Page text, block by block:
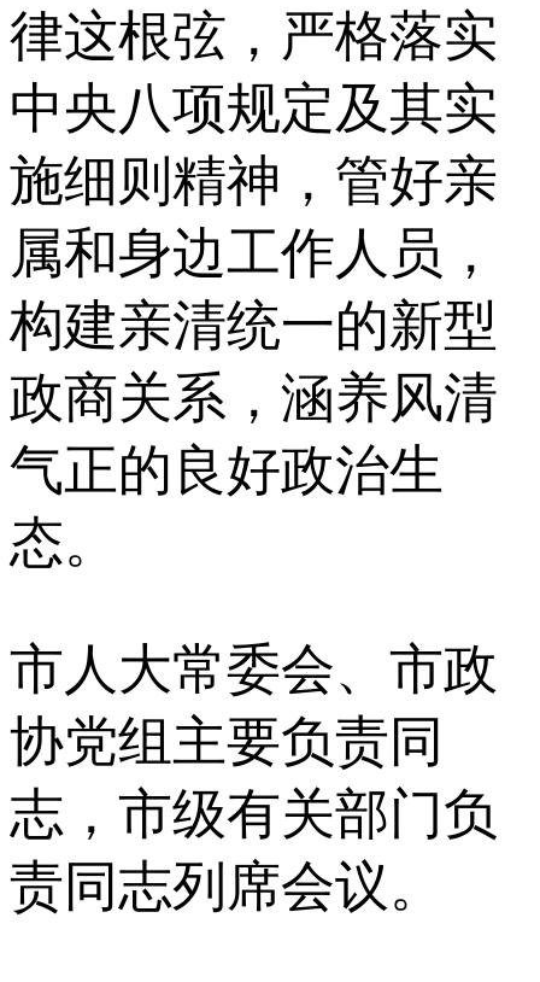
律这根弦，严格落实
中央八项规定及其实
施细则精神，管好亲
属和身边工作人员，
构建亲清统一的新型
政商关系，涵养风清
气正的良好政治生
态。
市人大常委会、市政
协党组主要负责同
志，市级有关部门负
责同志列席会议。